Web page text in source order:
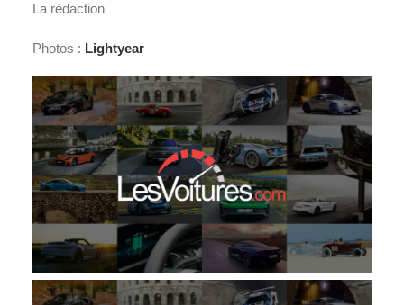
La rédaction
Photos : Lightyear